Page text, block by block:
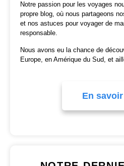
Notre passion pour les voyages
propre blog, où nous partageons
et nos astuces pour voyager de
responsable.
Nous avons eu la chance de
Europe, en Amérique du Sud, et
En